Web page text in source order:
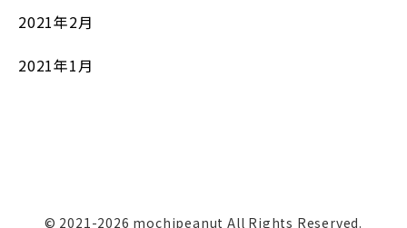
2021年2月
2021年1月
© 2021-2026 mochipeanut All Rights Reserved.